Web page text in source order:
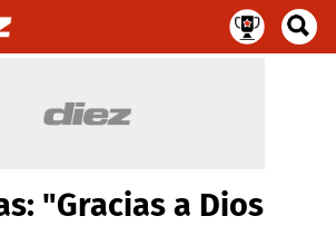
"Gracias a Dios